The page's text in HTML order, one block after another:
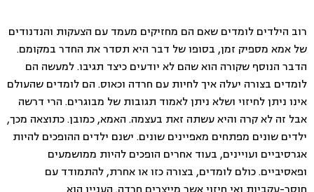
רוב הילדים לומדים שאם הם מחזיקים מעמד עם הצעקות והנדנודים
של אמא מספיק זמן, בסופו של דבר היא תסדר את החדר במקומם.
הדבר הנוסף שקורה הוא שהם לא יודעים כיצד תגיבו. למעשה הם
לומדים בצורה יעלה איך לחיות עם חרדה וכאוס. הם לומדים שהעולם
אינו ניתן לחיזוי ושלא ניתן לאמוד תגובות של מבוגרים. הרי דרשה
אבל זה לא קרה והיא עשתה זאת בעצמה. האמא, כמובן. כתוצאה מכך,
ילדים שונים מפתחים מאפיינים שונים. ישנם ילדים ההופכים להיות
אגרסיביים ועויינים, בעוד אחרים הופכים להיות ממושמעים
ופאסיביים. כולם לומדים, בצורה כזו או אחרת, להתמודד עם